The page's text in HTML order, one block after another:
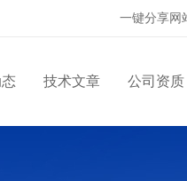
一键分享网
技术文章 公司资质